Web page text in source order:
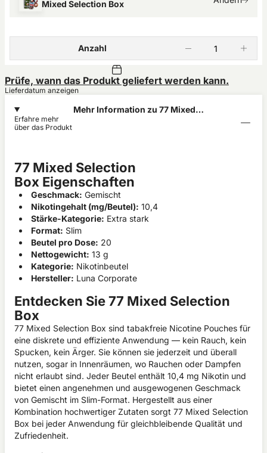
Mixed Selection Box
Anzahl
Prüfe, wann das Produkt geliefert werden kann.
Lieferdatum anzeigen
Mehr Information zu 77 Mixed
Erfahre mehr
über das Produkt
77 Mixed Selection
Box Eigenschaften
Geschmack: Gemischt
Nikotingehalt (mg/Beutel): 10,4
Stärke-Kategorie: Extra stark
Format: Slim
Beutel pro Dose: 20
Nettogewicht: 13 g
Kategorie: Nikotinbeutel
Hersteller: Luna Corporate
Entdecken Sie 77 Mixed Selection
Box
77 Mixed Selection Box sind tabakfreie Nicotine Pouches für
eine diskrete und effiziente Anwendung — kein Rauch, kein
Spucken, kein Ärger. Sie können sie jederzeit und überall
nutzen, sogar in Innenräumen, wo Rauchen oder Dampfen
nicht erlaubt sind. Jeder Beutel enthält 10,4 mg Nikotin und
bietet einen angenehmen und ausgewogenen Geschmack
von Gemischt im Slim-Format. Hergestellt aus einer
Kombination hochwertiger Zutaten sorgt 77 Mixed Selection
Box bei jeder Anwendung für gleichbleibende Qualität und
Zufriedenheit.